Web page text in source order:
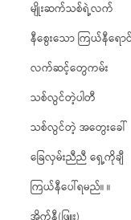
မျိုးဆက်သစ်ရဲ့လက်
နီစွေးသော ကြယ်နီရောင်
လက်ဆင့်တွေကမ်း
သစ်လွင်တဲ့ပါတီ
သစ်လွင်တဲ့ အတွေးခေါ်
ခြေလှမ်းညီညီ ရှေ့ကိုချီ
ကြယ်နီပေါ်ရမည်။ ။